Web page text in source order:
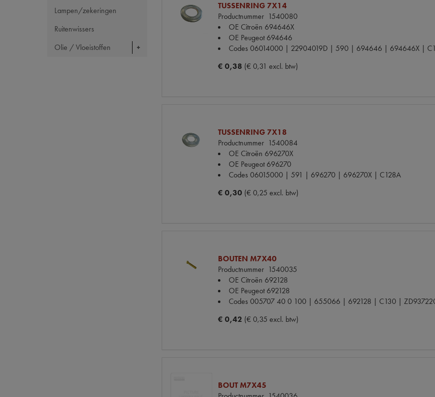
Lampen/zekeringen
Ruitenwissers
Olie / Vloeistoffen
TUSSENRING 7X14
Productnummer 1540080
OE Citroën 694646X
OE Peugeot 694646
Codes 06014000 | 22904019D | 590 | 694646 | 694646X |
€ 0,38 (€ 0,31 excl. btw)
TUSSENRING 7X18
Productnummer 1540084
OE Citroën 696270X
OE Peugeot 696270
Codes 06015000 | 591 | 696270 | 696270X | C128A
€ 0,30 (€ 0,25 excl. btw)
BOUTEN M7X40
Productnummer 1540035
OE Citroën 692128
OE Peugeot 692128
Codes 005707 40 0 100 | 655066 | 692128 | C130 |
€ 0,42 (€ 0,35 excl. btw)
BOUT M7X45